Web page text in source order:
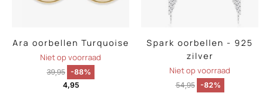
Ara oorbellen Turquoise
Niet op voorraad
39,95 -88%
4,95
Spark oorbellen - 925
zilver
Niet op voorraad
54,95 -82%